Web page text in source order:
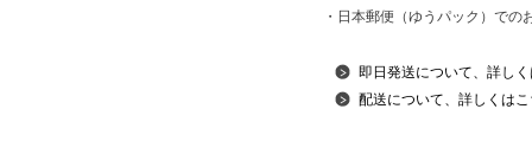
・日本郵便（ゆうパック）での
即日発送について、詳し
配送について、詳しくは